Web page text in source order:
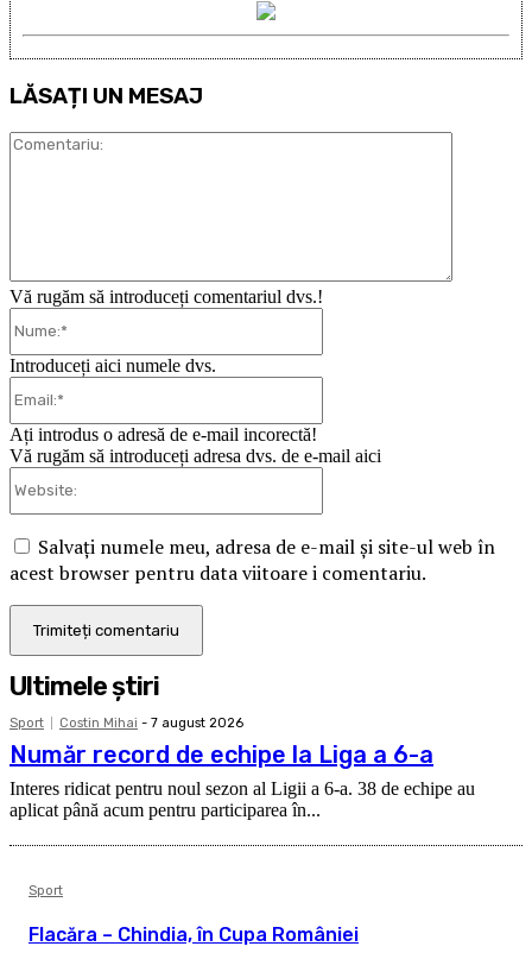
LĂSAȚI UN MESAJ
Vă rugăm să introduceți comentariul dvs.!
Introduceți aici numele dvs.
Ați introdus o adresă de e-mail incorectă!
Vă rugăm să introduceți adresa dvs. de e-mail aici
Salvați numele meu, adresa de e-mail și site-ul web în
acest browser pentru data viitoare i comentariu.
Ultimele ştiri
Sport Costin Mihai - 7 august 2026
Număr record de echipe la Liga a 6-a
Interes ridicat pentru noul sezon al Ligii a 6-a. 38 de echipe au
aplicat până acum pentru participarea în...
Sport
Flacăra – Chindia, în Cupa României